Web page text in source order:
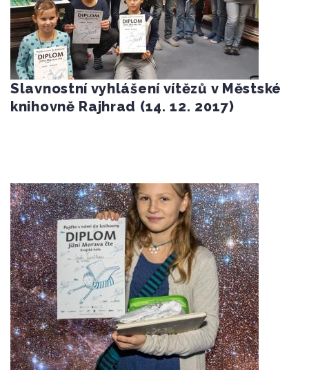
Slavnostní vyhlášení vítězů v Městské
knihovně Rajhrad (14. 12. 2017)